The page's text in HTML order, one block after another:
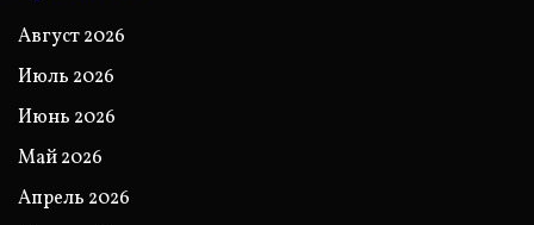
Август 2026
Июль 2026
Июнь 2026
Май 2026
Апрель 2026